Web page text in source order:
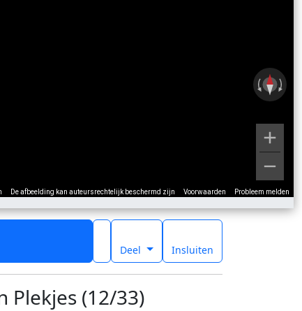
De afbeelding kan auteursrechtelijk beschermd zijn Voorwaarden Probleem melden
Deel Insluiten
Plekjes (12/33)